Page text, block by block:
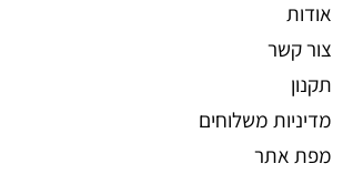
אודות
צור קשר
תקנון
מדיניות משלוחים
מפת אתר